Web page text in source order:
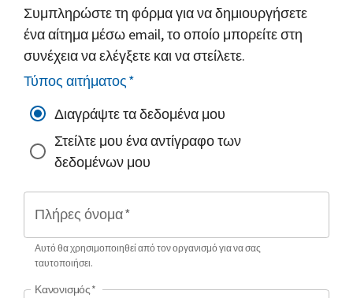
Συμπληρώστε τη φόρμα για να δημιουργήσετε
ένα αίτημα μέσω email, το οποίο μπορείτε στη
συνέχεια να ελέγξετε και να στείλετε.
Τύπος αιτήματος*
Διαγράψτε τα δεδομένα μου
Στείλτε μου ένα αντίγραφο των
δεδομένων μου
Πλήρες όνομα*
Αυτό θα χρησιμοποιηθεί από τον οργανισμό για να σας
ταυτοποιήσει.
Κανονισμός*